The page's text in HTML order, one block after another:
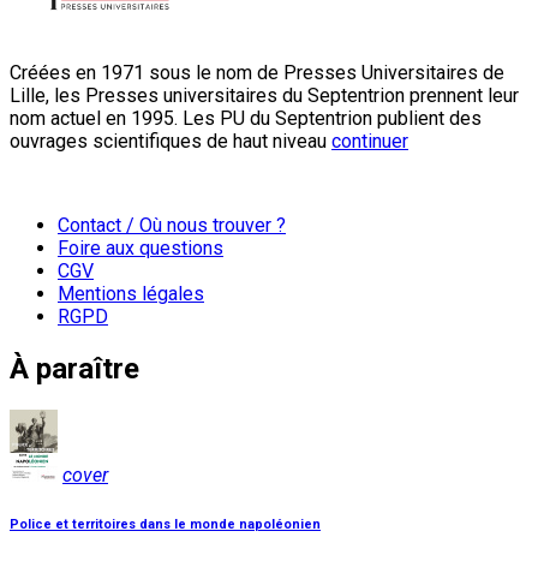
Créées en 1971 sous le nom de Presses Universitaires de
Lille, les Presses universitaires du Septentrion prennent leur
nom actuel en 1995. Les PU du Septentrion publient des
ouvrages scientifiques de haut niveau continuer
Contact / Où nous trouver ?
Foire aux questions
CGV
Mentions légales
RGPD
À paraître
cover
Police et territoires dans le monde napoléonien